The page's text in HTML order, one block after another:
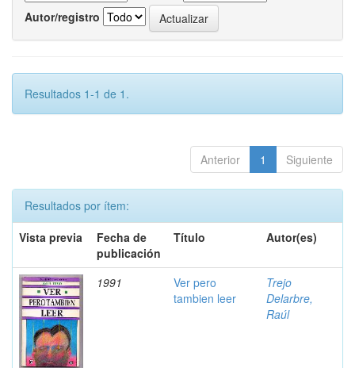
Autor/registro
Resultados 1-1 de 1.
Anterior 1 Siguiente
Resultados por ítem:
Vista previa
Fecha de
publicación
Título Autor(es)
1991
Ver pero
tambien leer
Trejo
Delarbre,
Raúl